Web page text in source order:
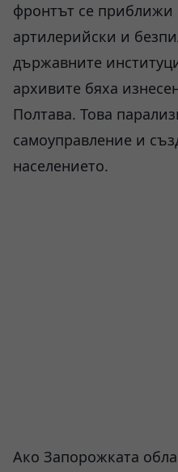
фронтът се приближи
артилерийски и
държавните
архивите бяха
Полтава. Това
самоуправление и
населението.
Ако Запорожката